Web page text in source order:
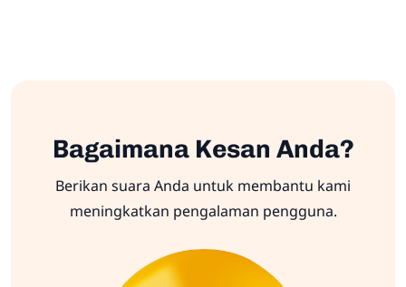
Bagaimana Kesan Anda?
Berikan suara Anda untuk membantu kami
meningkatkan pengalaman pengguna.